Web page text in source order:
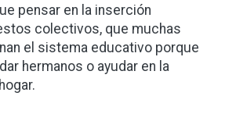
pensar en la inserción
colectivos, que muchas
el sistema educativo porque
hermanos o ayudar en la